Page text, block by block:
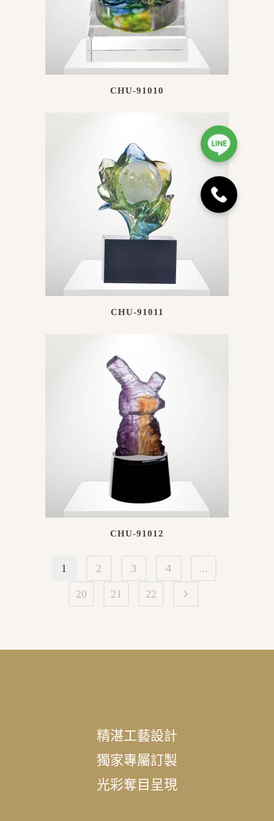
CHU-91010
CHU-91011
CHU-91012
1 2 3 4 ...
20 21 22
精湛工藝設計
獨家專屬訂製
光彩奪目呈現